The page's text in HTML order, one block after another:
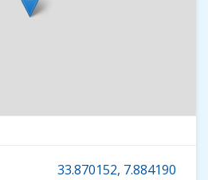
33.870152, 7.884190